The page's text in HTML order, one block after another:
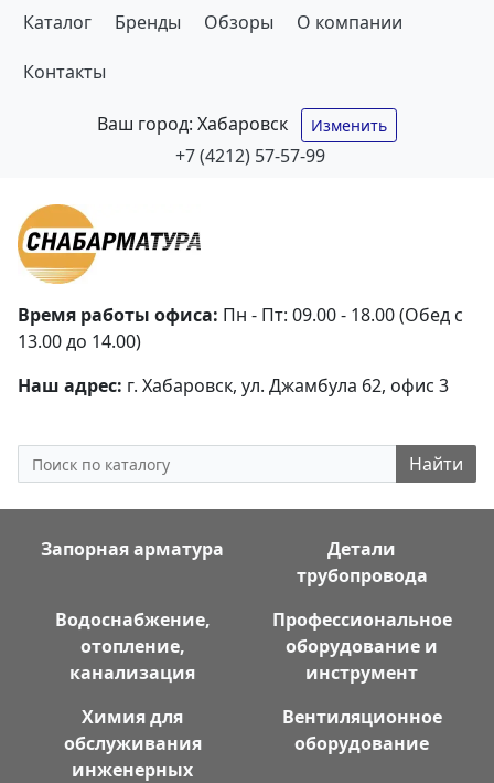
Каталог Бренды Обзоры О компании
Контакты
Ваш город: Хабаровск Изменить
+7 (4212) 57-57-99
Время работы офиса: Пн - Пт: 09.00 - 18.00 (Обед с
13.00 до 14.00)
Наш адрес: г. Хабаровск, ул. Джамбула 62, офис 3
Найти
Запорная арматура
Детали
трубопровода
Водоснабжение,
отопление,
канализация
Профессиональное
оборудование и
инструмент
Химия для
обслуживания
инженерных
Вентиляционное
оборудование